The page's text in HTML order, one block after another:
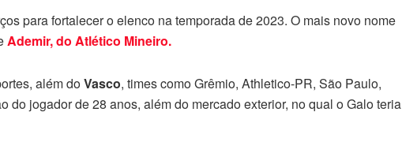
para fortalecer o elenco na temporada de 2023. O mais novo nome
Ademir, do Atlético Mineiro.
além doVasco, times como Grêmio, Athletico-PR, São Paulo,
do jogador de 28 anos, além do mercado exterior, no qual o Galo teria